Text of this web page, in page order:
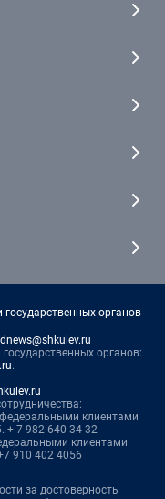
органов
органов:
.
клиентами
+ 7 982 640 34 32
клиентами
910 402 4056
за достоверность